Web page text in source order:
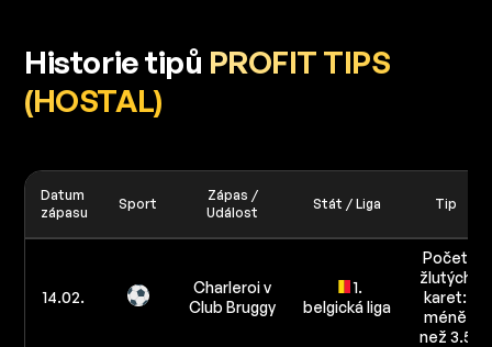
Historie tipů PROFIT TIPS
(HOSTAL)
Datum
zápasu
Sport
Zápas /
Událost
Stát / Liga Tip
14.02.
Charleroi v
Club Bruggy
1.
belgická liga
Počet
žlutých
karet:
méně
než 3.5